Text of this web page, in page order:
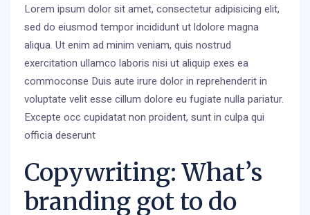
Lorem ipsum dolor sit amet, consectetur adipisicing elit,
sed do eiusmod tempor incididunt ut ldolore magna
aliqua. Ut enim ad minim veniam, quis nostrud
exercitation ullamco laboris nisi ut aliquip exes ea
commoconse Duis aute irure dolor in reprehenderit in
voluptate velit esse cillum dolore eu fugiate nulla pariatur.
Excepte occ cupidatat non proident, sunt in culpa qui
officia deserunt
Copywriting: What’s
branding got to do